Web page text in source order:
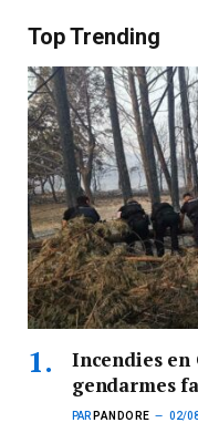
Top Trending
Incendies en
gendarmes
PAR PANDORE 02/